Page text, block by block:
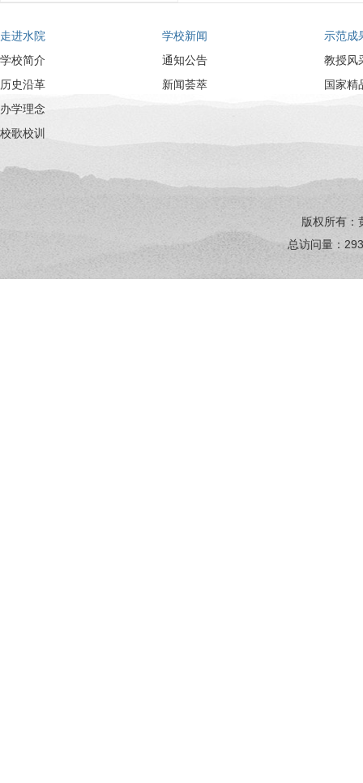
走进水院
学校简介
历史沿革
办学理念
校歌校训
学校新闻
通知公告
新闻荟萃
示范成
教授风
国家精
版权所有
总访问量：